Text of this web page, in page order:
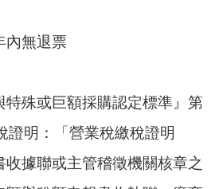
內無退票
殊或巨額採購認定標準』第
證明：「營業稅繳稅證明
據聯或主管稽徵機關核章之